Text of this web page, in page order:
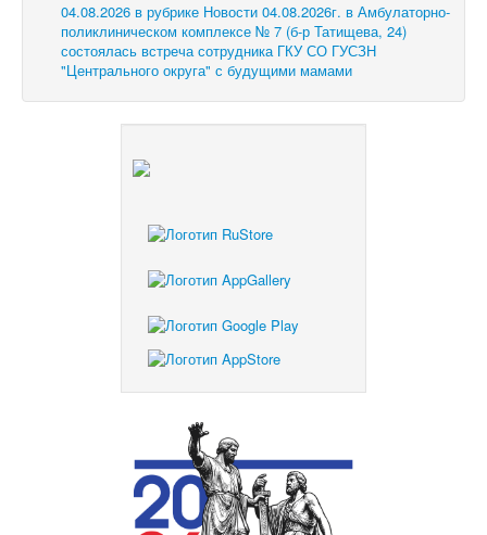
04.08.2026 в рубрике Новости 04.08.2026г. в Амбулаторно-
поликлиническом комплексе № 7 (б-р Татищева, 24)
состоялась встреча сотрудника ГКУ СО ГУСЗН
"Центрального округа" с будущими мамами